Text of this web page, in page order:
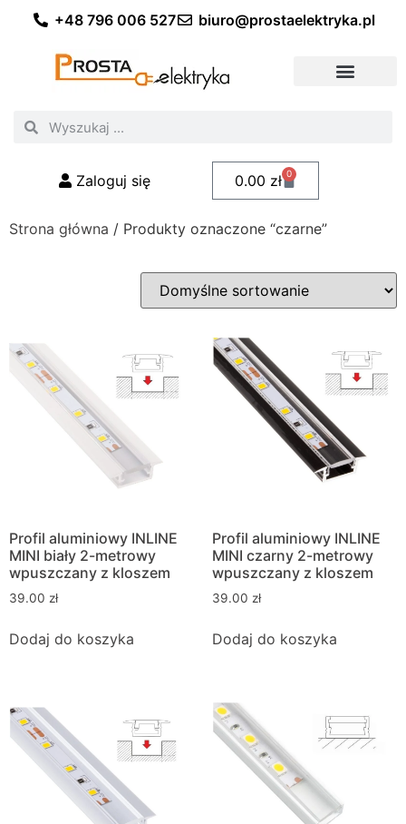
+48 796 006 527 biuro@prostaelektryka.pl
Zaloguj się 0.00 zł 0
Strona główna / Produkty oznaczone “czarne”
Profil aluminiowy INLINE
MINI biały 2-metrowy
wpuszczany z kloszem
39.00 zł
Dodaj do koszyka
Profil aluminiowy INLINE
MINI czarny 2-metrowy
wpuszczany z kloszem
39.00 zł
Dodaj do koszyka